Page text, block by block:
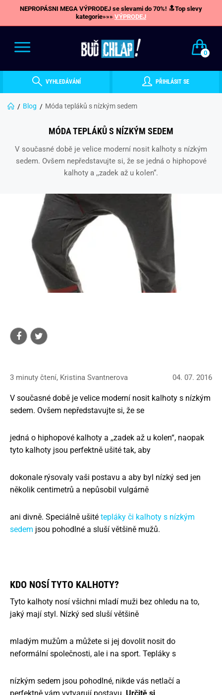
NEPROPÁSNI MEGA VÝPRODEJ se slevami do 70%! 🔝Top slevy
kategorie»»» VÝPRODEJ
0
VYHLEDÁVÁNÍ PŘIHLÁSIT SE
Blog Móda tepláků s nízkým sedem
MÓDA TEPLÁKŮ S NÍZKÝM SEDEM
V současné době je velice moderní nosit kalhoty s nízkým
sedem. Ovšem nepředstavujte si, že se jedná o hiphopové
kalhoty a ,,zadek až u kolen“.
3 minuty čtení, Kristina Svantnerova 04. 07. 2016
V současné době je velice moderní nosit kalhoty s nízkým
sedem. Ovšem nepředstavujte si, že se
jedná o hiphopové kalhoty a ,,zadek až u kolen“, naopak
tyto kalhoty jsou perfektně ušité tak, aby
dokonale rýsovaly vaši postavu a aby byl nízký sed jen
několik centimetrů a nepůsobil vulgárně
ani divně. Speciálně ušité tepláky či kalhoty s nízkým
sedem jsou pohodlné a sluší většině mužů.
KDO NOSÍ TYTO KALHOTY?
Tyto kalhoty nosí všichni mladí muži bez ohledu na to,
jaký mají styl. Nízký sed sluší většině
mladým mužům a můžete si jej dovolit nosit do
neformální společnosti, ale i na sport. Tepláky s
nízkým sedem jsou pohodlné, nikde vás netlačí a